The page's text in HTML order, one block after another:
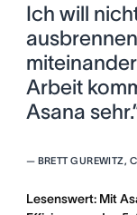
Ich will
Arbeit
Asana
— BRETT GUREWITZ,
Lesenswert: Mit